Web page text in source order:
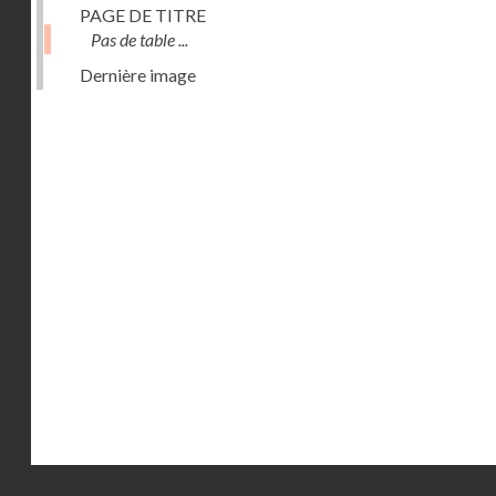
PAGE DE TITRE
Pas de table ...
Dernière image